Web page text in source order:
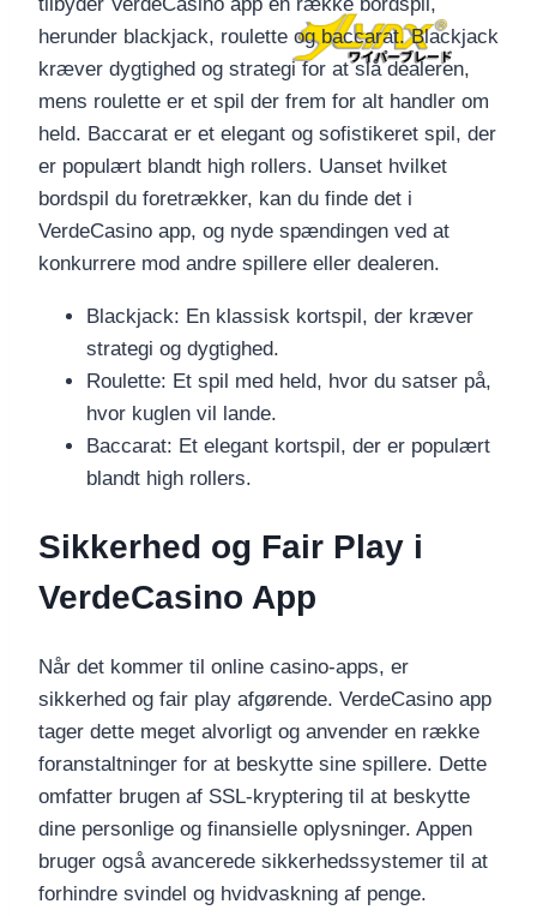
herunder blackjack, roulette og baccarat. Blackjack
kræver dygtighed og strategi for at slå dealeren,
mens roulette er et spil der frem for alt handler om
held. Baccarat er et elegant og sofistikeret spil, der
er populært blandt high rollers. Uanset hvilket
bordspil du foretrækker, kan du finde det i
VerdeCasino app, og nyde spændingen ved at
konkurrere mod andre spillere eller dealeren.
Blackjack: En klassisk kortspil, der kræver
strategi og dygtighed.
Roulette: Et spil med held, hvor du satser på,
hvor kuglen vil lande.
Baccarat: Et elegant kortspil, der er populært
blandt high rollers.
Sikkerhed og Fair Play i
VerdeCasino App
Når det kommer til online casino-apps, er
sikkerhed og fair play afgørende. VerdeCasino app
tager dette meget alvorligt og anvender en række
foranstaltninger for at beskytte sine spillere. Dette
omfatter brugen af SSL-kryptering til at beskytte
dine personlige og finansielle oplysninger. Appen
bruger også avancerede sikkerhedssystemer til at
forhindre svindel og hvidvaskning af penge.